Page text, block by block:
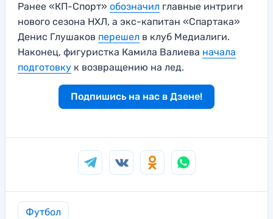
Ранее «КП-Спорт» обозначил главные интриги
нового сезона НХЛ, а экс-капитан «Спартака»
Денис Глушаков перешел в клуб Медиалиги.
Наконец, фигуристка Камила Валиева начала
подготовку к возвращению на лед.
Подпишись на нас в Дзене!
Футбол